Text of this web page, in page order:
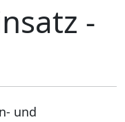
-
und